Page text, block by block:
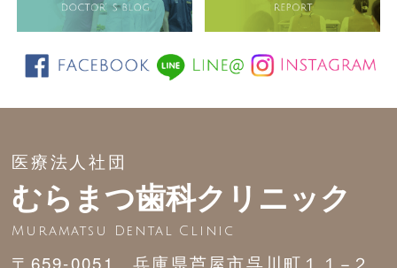
医療法人社団
むらまつ歯科クリニック
Muramatsu Dental Clinic
〒659-0051 兵庫県芦屋市呉川町１１−２